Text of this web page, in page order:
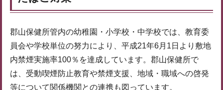
郡山保健所管内の幼稚園・小学校・中学校では、教育委
員会や学校単位の努力により、平成21年6月1日より敷地
内禁煙実施率100％を達成しています。郡山保健所で
は、受動喫煙防止教育や禁煙支援、地域・職域への啓発
等について関係機関との連携も図っています。